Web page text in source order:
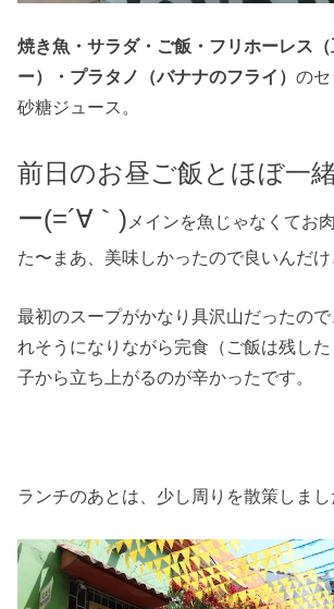
焼き魚・サラダ・ご飯・フリホーレス
ー）・プラタノ（バナナのフライ）のセ
砂糖ジュース。
前日のお昼ご飯とほぼ一
ー(=´∀｀) メインを魚 じゃなくてお
た〜まあ、美味しかったので良いんだけ
最初のスープがかなり具沢山だったの
れそうになりながら完食（ご飯は残し
子から立ち上がるのが辛かったです。
ランチのあとは、少し周りを散策しまし